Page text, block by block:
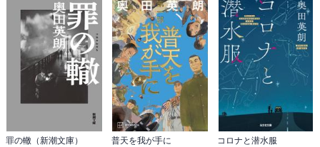
人のの容疑者であった。
本体価格900円
★★★★★
罪の轍（新潮文庫）
普天を我が手に
コロナと潜水服